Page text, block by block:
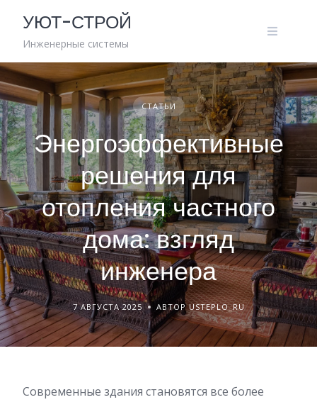
content
УЮТ-СТРОЙ
Инженерные системы
СТАТЬИ
Энергоэффективные
решения для
отопления частного
дома: взгляд
инженера
7 АВГУСТА 2025 АВТОР USTEPLO_RU
Современные здания становятся все более